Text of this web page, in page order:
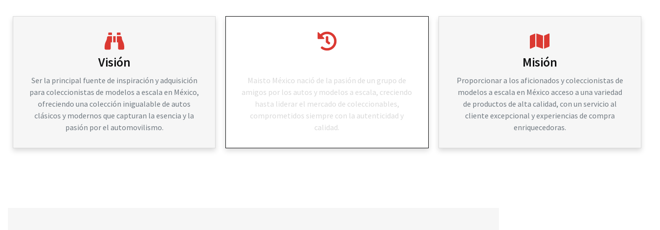
Visión
Ser la principal fuente de inspiración y adquisición
para coleccionistas de modelos a escala en México,
ofreciendo una colección inigualable de autos
clásicos y modernos que capturan la esencia y la
pasión por el automovilismo.
Maisto México nació de la pasión de un grupo de
amigos por los autos y modelos a escala, creciendo
hasta liderar el mercado de coleccionables,
comprometidos siempre con la autenticidad y
calidad.
Misión
Proporcionar a los aficionados y coleccionistas de
modelos a escala en México acceso a una variedad
de productos de alta calidad, con un servicio al
cliente excepcional y experiencias de compra
enriquecedoras.